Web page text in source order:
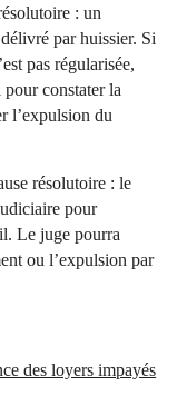
: un
par huissier. Si
pas régularisée,
constater la
l’expulsion du
résolutoire : le
pour
Le juge pourra
ou l’expulsion par
des loyers impayés